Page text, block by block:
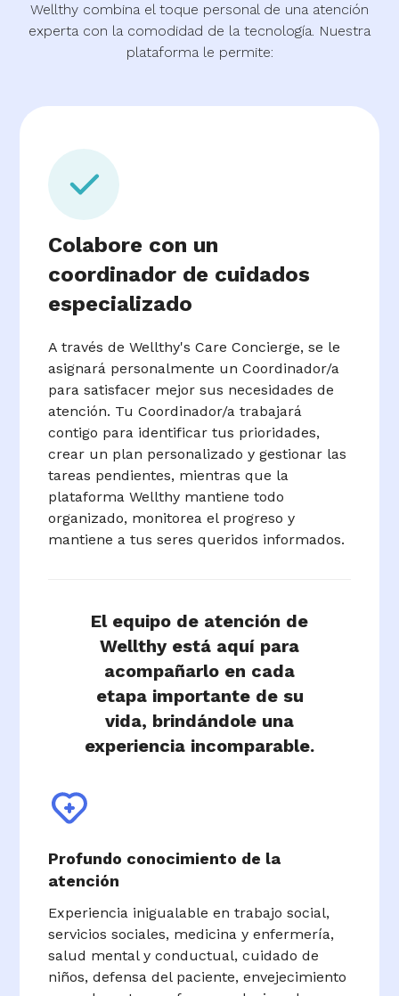
Wellthy combina el toque personal de una atención
experta con la comodidad de la tecnología. Nuestra
plataforma le permite:
Colabore con un
coordinador de cuidados
especializado
A través de Wellthy's Care Concierge, se le
asignará personalmente un Coordinador/a
para satisfacer mejor sus necesidades de
atención. Tu Coordinador/a trabajará
contigo para identificar tus prioridades,
crear un plan personalizado y gestionar las
tareas pendientes, mientras que la
plataforma Wellthy mantiene todo
organizado, monitorea el progreso y
mantiene a tus seres queridos informados.
El equipo de atención de
Wellthy está aquí para
acompañarlo en cada
etapa importante de su
vida, brindándole una
experiencia incomparable.
Profundo conocimiento de la
atención
Experiencia inigualable en trabajo social,
servicios sociales, medicina y enfermería,
salud mental y conductual, cuidado de
niños, defensa del paciente, envejecimiento